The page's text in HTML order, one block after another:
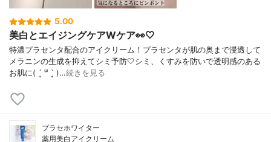
5.00
美白とエイジングケアWケア👀🤍
特濃プラセンタ配合のアイクリーム！プラセンタが肌の奥まで浸透して
メラニンの生成を抑えてシミ予防🤍シミ、くすみを防いで透明感のある
お肌に( ´͈ ᐜ `͈ )…続きを見る
プラセホワイター
薬用美白アイクリーム